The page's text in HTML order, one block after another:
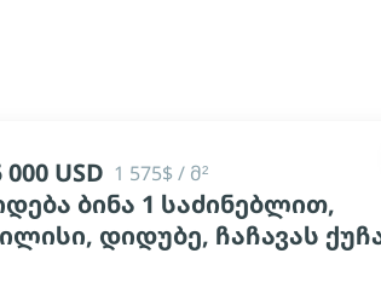
000 USD 1 575$ / მ²
ბინა 1 საძინებლით,
დიდუბე, ჩაჩავას